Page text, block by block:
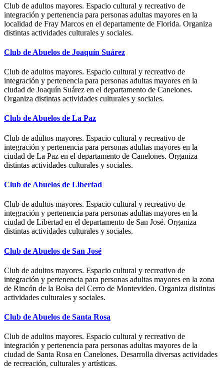
Club de adultos mayores. Espacio cultural y recreativo de
integración y pertenencia para personas adultas mayores en la
localidad de Fray Marcos en el departamente de Florida. Organiza
distintas actividades culturales y sociales.
Club de Abuelos de Joaquín Suárez
Club de adultos mayores. Espacio cultural y recreativo de
integración y pertenencia para personas adultas mayores en la
ciudad de Joaquín Suárez en el departamento de Canelones.
Organiza distintas actividades culturales y sociales.
Club de Abuelos de La Paz
Club de adultos mayores. Espacio cultural y recreativo de
integración y pertenencia para personas adultas mayores en la
ciudad de La Paz en el departamento de Canelones. Organiza
distintas actividades culturales y sociales.
Club de Abuelos de Libertad
Club de adultos mayores. Espacio cultural y recreativo de
integración y pertenencia para personas adultas mayores en la
ciudad de Libertad en el departamento de San José. Organiza
distintas actividades culturales y sociales.
Club de Abuelos de San José
Club de adultos mayores. Espacio cultural y recreativo de
integración y pertenencia para personas adultas mayores en la zona
de Rincón de la Bolsa del Cerro de Montevideo. Organiza distintas
actividades culturales y sociales.
Club de Abuelos de Santa Rosa
Club de adultos mayores. Espacio cultural y recreativo de
integración y pertenencia para personas adultas mayores de la
ciudad de Santa Rosa en Canelones. Desarrolla diversas actividades
de recreación, culturales y artísticas.